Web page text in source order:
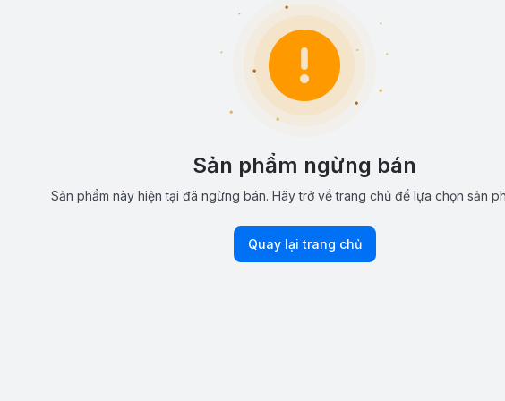
Sản phẩm ngừng bán
Sản phẩm này hiện tại đã ngừng bán. Hãy trở về trang chủ để lựa chọn sản
Quay lại trang chủ